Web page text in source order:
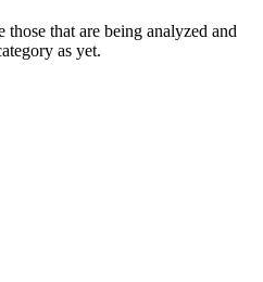
that are being analyzed and
as yet.